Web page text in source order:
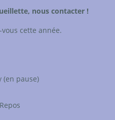
nous contacter !
cette année.
(en pause)